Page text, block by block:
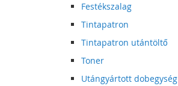
Festékszalag
Tintapatron
Tintapatron utántöltő
Toner
Utángyártott dobegység